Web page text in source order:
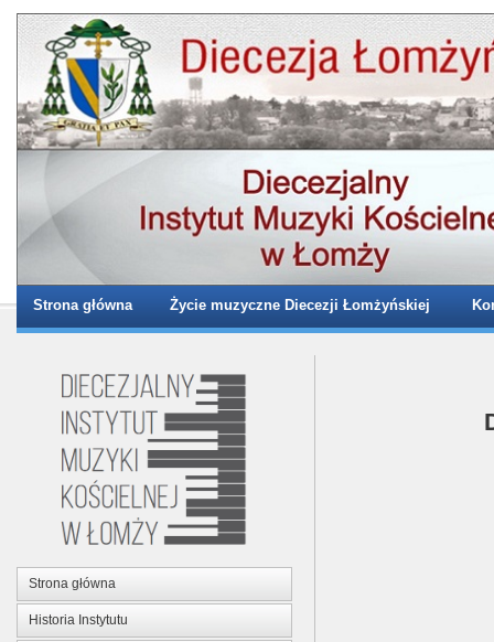
Strona główna Życie muzyczne Diecezji Łomżyńskiej
Strona główna
Historia Instytutu